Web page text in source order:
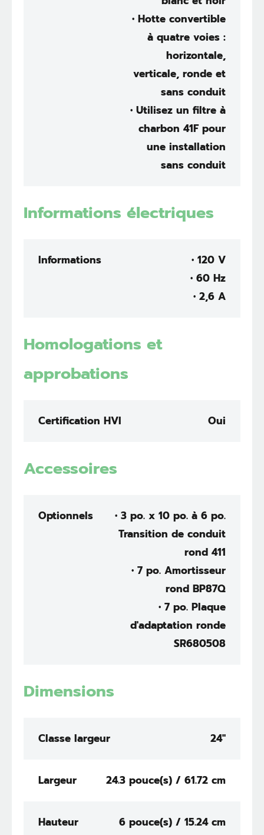
• Hotte convertible
à quatre voies :
horizontale,
verticale, ronde et
sans conduit
• Utilisez un filtre à
charbon 41F pour
une installation
sans conduit
Informations électriques
Informations
• 120 V
• 60 Hz
• 2,6 A
Homologations et
approbations
Certification HVI Oui
Accessoires
Optionnels
• 3 po. x 10 po. à 6 po.
Transition de conduit
rond 411
• 7 po. Amortisseur
rond BP87Q
• 7 po. Plaque
d'adaptation ronde
SR680508
Dimensions
Classe largeur 24"
Largeur 24.3 pouce(s) / 61.72 cm
Hauteur 6 pouce(s) / 15.24 cm